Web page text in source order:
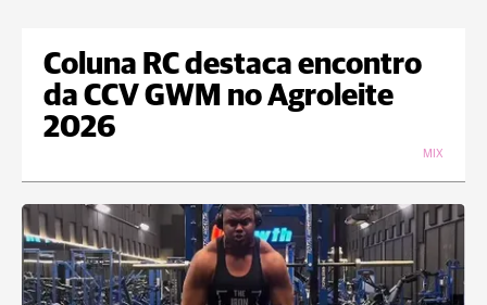
Coluna RC destaca encontro
da CCV GWM no Agroleite
2026
MIX